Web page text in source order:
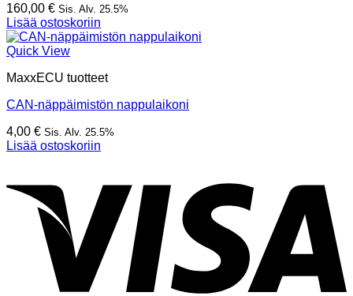
160,00 € Sis. Alv. 25.5%
Lisää ostoskoriin
Quick View
MaxxECU tuotteet
CAN-näppäimistön nappulaikoni
4,00 € Sis. Alv. 25.5%
Lisää ostoskoriin